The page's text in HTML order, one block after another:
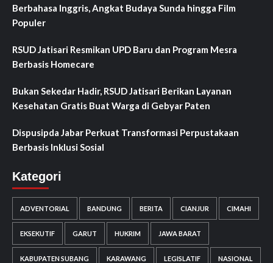
Berbahasa Inggris, Angkat Budaya Sunda hingga Film
Populer
RSUD Jatisari Resmikan UPD Baru dan Program Mesra
Berbasis Homecare
Bukan Sekedar Hadir, RSUD Jatisari Berikan Layanan
Kesehatan Gratis Buat Warga di Gebyar Paten
Dispusipda Jabar Perkuat Transformasi Perpustakaan
Berbasis Inklusi Sosial
Kategori
ADVENTORIAL BANDUNG BERITA CIANJUR CIMAHI
EKSEKUTIF GARUT HUKRIM JAWA BARAT
KABUPATEN SUBANG KARAWANG LEGISLATIF NASIONAL